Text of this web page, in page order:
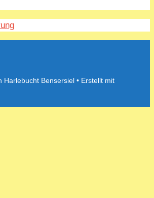
Harlebucht Bensersiel • Erstellt mit